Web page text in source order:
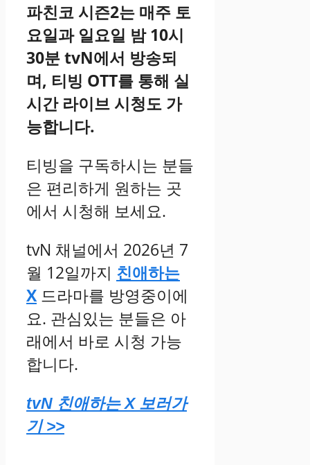
파친코 시즌2는 매주 토
요일과 일요일 밤 10시
30분 tvN에서 방송되
며, 티빙 OTT를 통해 실
시간 라이브 시청도 가
능합니다.
티빙을 구독하시는 분들
은 편리하게 원하는 곳
에서 시청해 보세요.
tvN 채널에서 2026년 7
월 12일까지 친애하는
X 드라마를 방영중이에
요. 관심있는 분들은 아
래에서 바로 시청 가능
합니다.
tvN 친애하는 X 보러가
기 >>